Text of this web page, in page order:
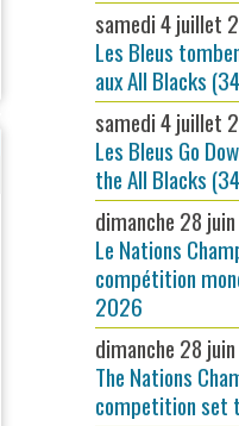
samedi 4 juillet
Les Bleus
aux All Blacks
samedi 4 juillet
Les Bleus Go
the All Blacks
dimanche 28
Le Nations
compétition
2026
dimanche 28
The Nations
competition set